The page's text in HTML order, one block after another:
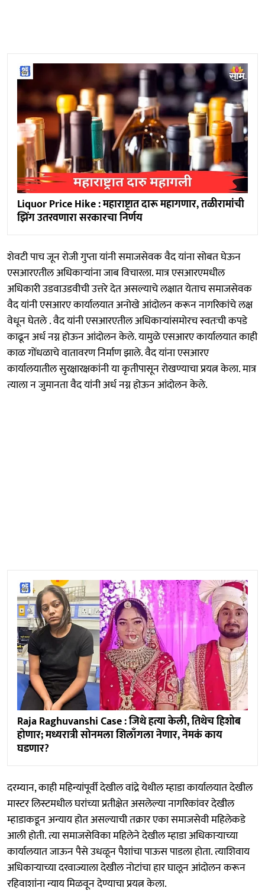
Liquor Price Hike : महाराष्ट्रात दारू महागणार, तळीरामांची
झिंग उतरवणारा सरकारचा निर्णय
शेवटी पाच जून रोजी गुप्ता यांनी समाजसेवक वैद यांना सोबत घेऊन
एसआरएतील अधिकाऱ्यांना जाब विचारला. मात्र एसआरएमधील
अधिकारी उडवाउडवीची उत्तरे देत असल्याचे लक्षात येताच समाजसेवक
वैद यांनी एसआरए कार्यालयात अनोखे आंदोलन करून नागरिकांचे लक्ष
वेधून घेतले . वैद यांनी एसआरएतील अधिकाऱ्यांसमोरच स्वतःची कपडे
काढून अर्ध नग्न होऊन आंदोलन केले. यामुळे एसआरए कार्यालयात काही
काळ गोंधळाचे वातावरण निर्माण झाले. वैद यांना एसआरए
कार्यालयातील सुरक्षारक्षकांनी या कृतीपासून रोखण्याचा प्रयत्न केला. मात्र
त्याला न जुमानता वैद यांनी अर्ध नग्न होऊन आंदोलन केले.
Raja Raghuvanshi Case : जिथे हत्या केली, तिथेच हिशोब
होणार; मध्यरात्री सोनमला शिलाँगला नेणार, नेमकं काय
घडणार?
दरम्यान, काही महिन्यांपूर्वी देखील वांद्रे येथील म्हाडा कार्यालयात देखील
मास्टर लिस्टमधील घरांच्या प्रतीक्षेत असलेल्या नागरिकांवर देखील
म्हाडाकडून अन्याय होत असल्याची तक्रार एका समाजसेवी महिलेकडे
आली होती. त्या समाजसेविका महिलेने देखील म्हाडा अधिकाऱ्याच्या
कार्यालयात जाऊन पैसे उधळून पैशांचा पाऊस पाडला होता. त्याशिवाय
अधिकाऱ्याच्या दरवाज्याला देखील नोटांचा हार घालून आंदोलन करून
रहिवाशांना न्याय मिळवून देण्याचा प्रयत्न केला.